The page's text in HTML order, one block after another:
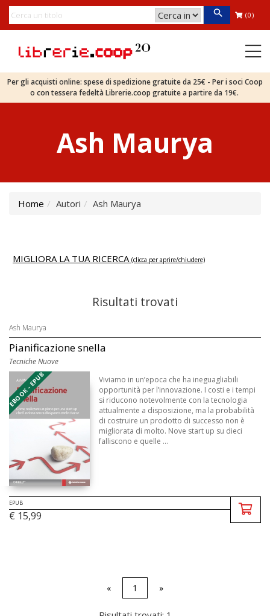
(0)
Per gli acquisti online: spese di spedizione gratuite da 25€ - Per i soci Coop
o con tessera fedeltà Librerie.coop gratuite a partire da 19€.
Ash Maurya
Home Autori Ash Maurya
MIGLIORA LA TUA RICERCA (clicca per aprire/chiudere)
Risultati trovati
Ash Maurya
Pianificazione snella
Tecniche Nuove
EBOOK - EPUB
Viviamo in un’epoca che ha ineguagliabili
opportunità per l’innovazione. I costi e i tempi
si riducono notevolmente con la tecnologia
attualmente a disposizione, ma la probabilità
di costruire un prodotto di successo non è
migliorata di molto. Nove start up su dieci
falliscono e quelle ...
EPUB
€ 15,99
« 1 »